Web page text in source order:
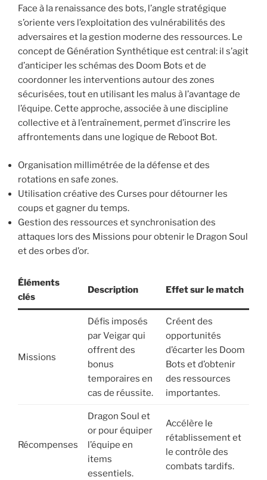
Face à la renaissance des bots, l’angle stratégique
s’oriente vers l’exploitation des vulnérabilités des
adversaires et la gestion moderne des ressources. Le
concept de Génération Synthétique est central: il s’agit
d’anticiper les schémas des Doom Bots et de
coordonner les interventions autour des zones
sécurisées, tout en utilisant les malus à l’avantage de
l’équipe. Cette approche, associée à une discipline
collective et à l’entraînement, permet d’inscrire les
affrontements dans une logique de Reboot Bot.
Organisation millimétrée de la défense et des
rotations en safe zones.
Utilisation créative des Curses pour détourner les
coups et gagner du temps.
Gestion des ressources et synchronisation des
attaques lors des Missions pour obtenir le Dragon Soul
et des orbes d’or.
Éléments
clés
Description Effet sur le match
Missions
Défis imposés
par Veigar qui
offrent des
bonus
temporaires en
cas de réussite.
Créent des
opportunités
d’écarter les Doom
Bots et d’obtenir
des ressources
importantes.
Récompenses
Dragon Soul et
or pour équiper
l’équipe en
items
essentiels.
Accélère le
rétablissement et
le contrôle des
combats tardifs.